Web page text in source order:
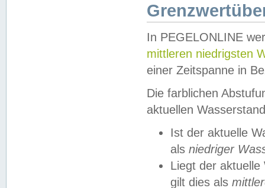
In PEGELONLINE
mittleren niedrigsten
einer Zeitspanne in
Die farblichen
aktuellen
Ist der aktuelle
als niedriger
Liegt der
gilt dies als